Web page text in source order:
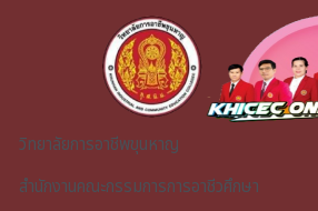
Skip to main content
วิทยาลัยการอาชีพขุนหาญ
สำนักงานคณะกรรมการการอาชีวศึกษา